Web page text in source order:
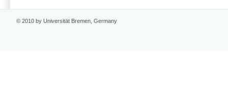
© 2010 by Universität Bremen, Germany